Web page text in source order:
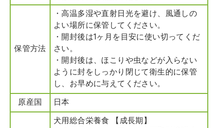
保管方法
・高温多湿や直射日光を避け、風通しの
よい場所に保管してください。
・開封後は1ヶ月を目安に使い切ってくだ
さい。
・開封後は、ほこりや虫などが入らない
ように封をしっかり閉じて衛生的に保管
し、お早めに与えてください。
原産国 日本
犬用総合栄養食 【成長期】